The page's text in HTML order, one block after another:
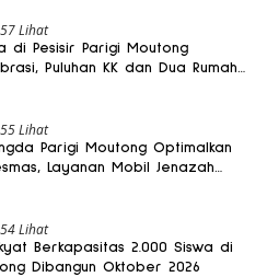
57 Lihat
di Pesisir Parigi Moutong
Puluhan KK dan Dua Rumah
55 Lihat
Parigi Moutong Optimalkan
Layanan Mobil Jenazah
54 Lihat
Berkapasitas 2.000 Siswa di
Dibangun Oktober 2026